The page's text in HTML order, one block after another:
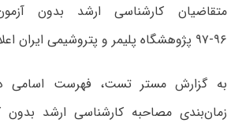
متقاضیان کارشناسی ارشد بدون
۹۶-۹۷ پژوهشگاه پلیمر و پتروشیمی ایران اعلام شد.
به گزارش مستر تست، فهرست اسامی
زمان‌بندی مصاحبه کارشناسی ارشد بدون